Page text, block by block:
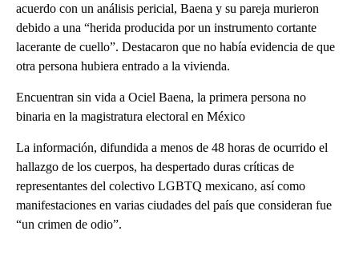
acuerdo con un análisis pericial, Baena y su pareja murieron
debido a una “herida producida por un instrumento cortante
lacerante de cuello”. Destacaron que no había evidencia de que
otra persona hubiera entrado a la vivienda.
Encuentran sin vida a Ociel Baena, la primera persona no
binaria en la magistratura electoral en México
La información, difundida a menos de 48 horas de ocurrido el
hallazgo de los cuerpos, ha despertado duras críticas de
representantes del colectivo LGBTQ mexicano, así como
manifestaciones en varias ciudades del país que consideran fue
“un crimen de odio”.